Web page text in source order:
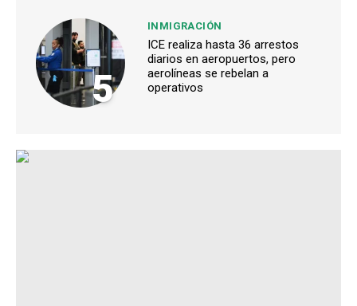
5
INMIGRACIÓN
ICE realiza hasta 36 arrestos
diarios en aeropuertos, pero
aerolíneas se rebelan a
operativos